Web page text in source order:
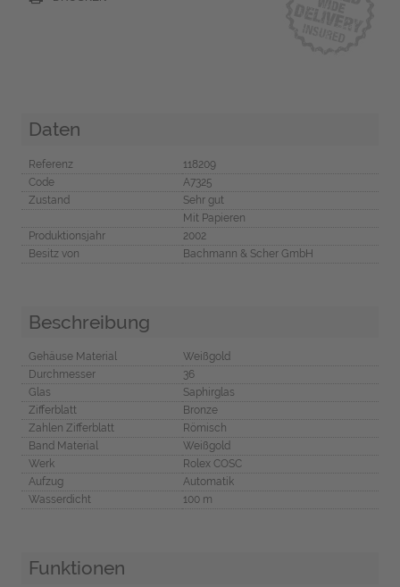
Daten
Referenz
118209
Code
A7325
Zustand
Sehr gut
Mit Papieren
Produktionsjahr
2002
Besitz von
Bachmann & Scher GmbH
Beschreibung
Gehäuse Material
Weißgold
Durchmesser
36
Glas
Saphirglas
Zifferblatt
Bronze
Zahlen Zifferblatt
Römisch
Band Material
Weißgold
Werk
Rolex COSC
Aufzug
Automatik
Wasserdicht
100 m
Funktionen